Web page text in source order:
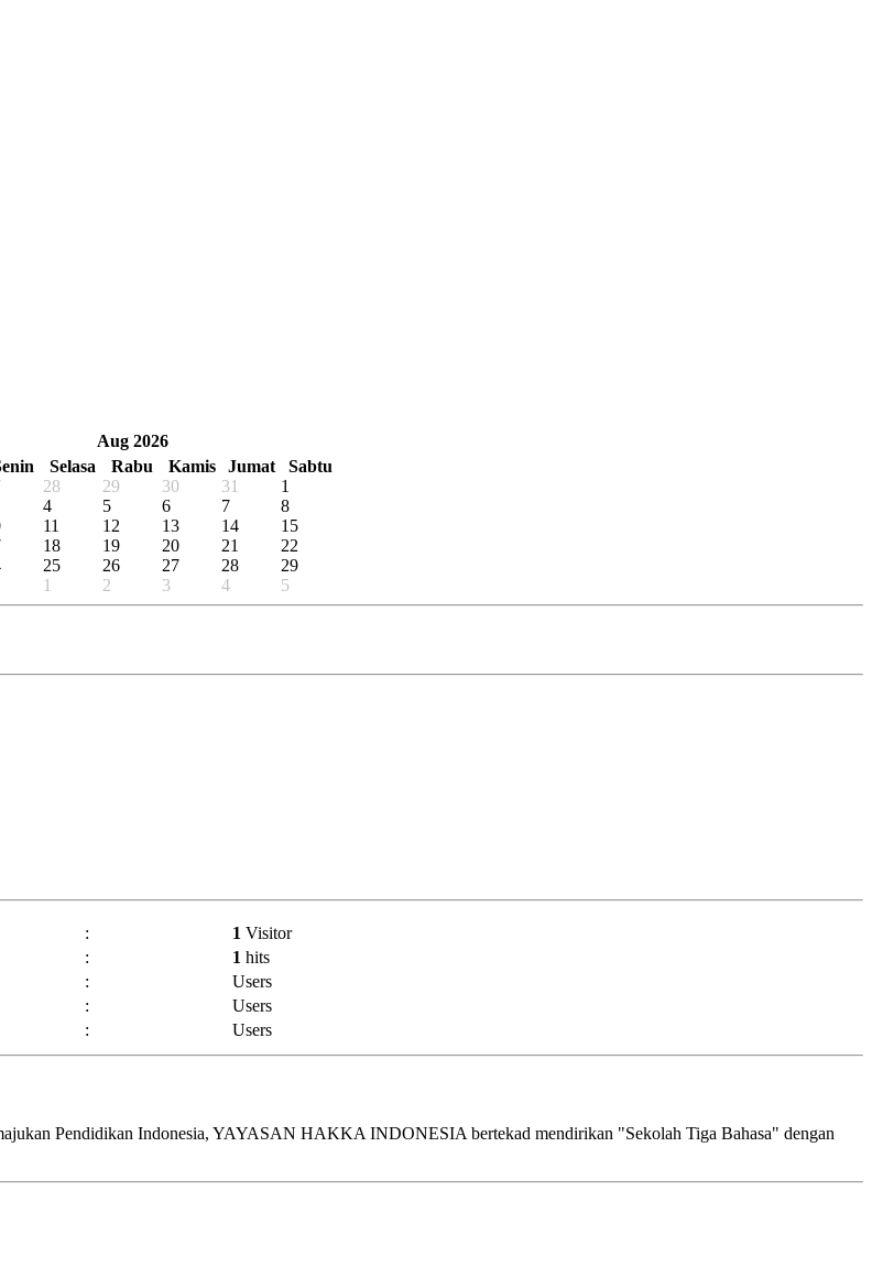
Aug 2026
Selasa Rabu Kamis Jumat
Sabtu
28 29 30 31
1
4 5 6 7
8
11 12 13 14
15
18 19 20 21
22
25 26 27 28
29
1 2 3 4 5
: 1 Visitor
: 1 hits
:
Users
:
Users
: Users
Pendidikan Indonesia, YAYASAN HAKKA INDONESIA bertekad mendirikan "Sekolah Tiga Bahasa" dengan